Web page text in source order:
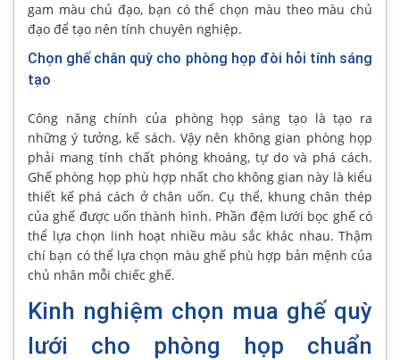
gam màu chủ đạo, bạn có thể chọn màu theo màu chủ
đạo để tạo nên tính chuyên nghiệp.
Chọn ghế chân quỳ cho phòng họp đòi hỏi tính sáng
tạo
Công năng chính của phòng họp sáng tạo là tạo ra
những ý tưởng, kế sách. Vậy nên không gian phòng họp
phải mang tính chất phóng khoáng, tự do và phá cách.
Ghế phòng họp phù hợp nhất cho không gian này là kiểu
thiết kế phá cách ở chân uốn. Cụ thể, khung chân thép
của ghế được uốn thành hình. Phần đệm lưới bọc ghế có
thể lựa chọn linh hoạt nhiều màu sắc khác nhau. Thậm
chí bạn có thể lựa chọn màu ghế phù hợp bản mệnh của
chủ nhân mỗi chiếc ghế.
Kinh nghiệm chọn mua ghế quỳ
lưới cho phòng họp chuẩn